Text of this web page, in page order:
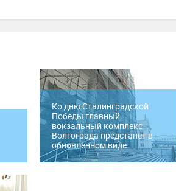
Ко дню Сталинградской
Победы главный
вокзальный комплекс
Волгограда предстанет в
обновленном виде